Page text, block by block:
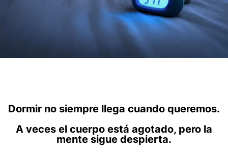
Dormir no siempre llega cuando queremos.
A veces el cuerpo está agotado, pero la
mente sigue despierta.